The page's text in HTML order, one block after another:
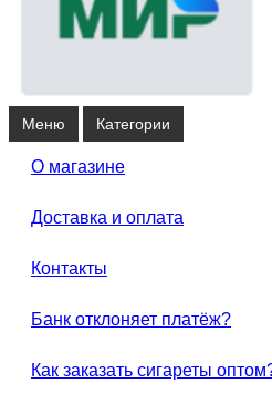
Меню Категории
О магазине
Доставка и оплата
Контакты
Банк отклоняет платёж?
Как заказать сигареты